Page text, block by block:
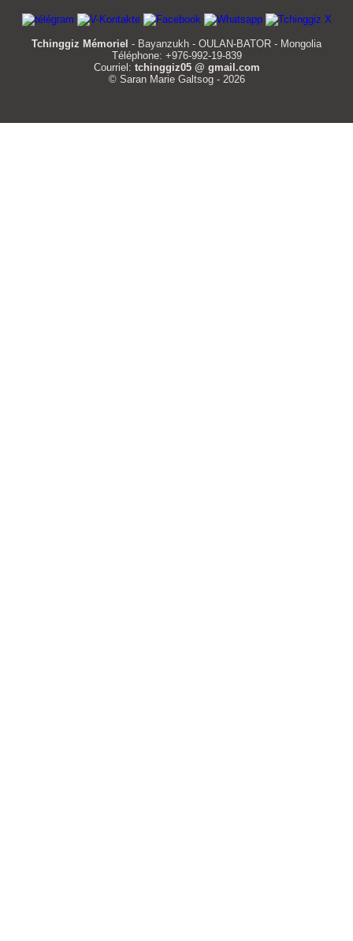
Tchinggiz Mémoriel - Bayanzukh - OULAN-BATOR - Mongolia
Téléphone: +976-992-19-839
Courriel: tchinggiz05 @ gmail.com
© Saran Marie Galtsog - 2026